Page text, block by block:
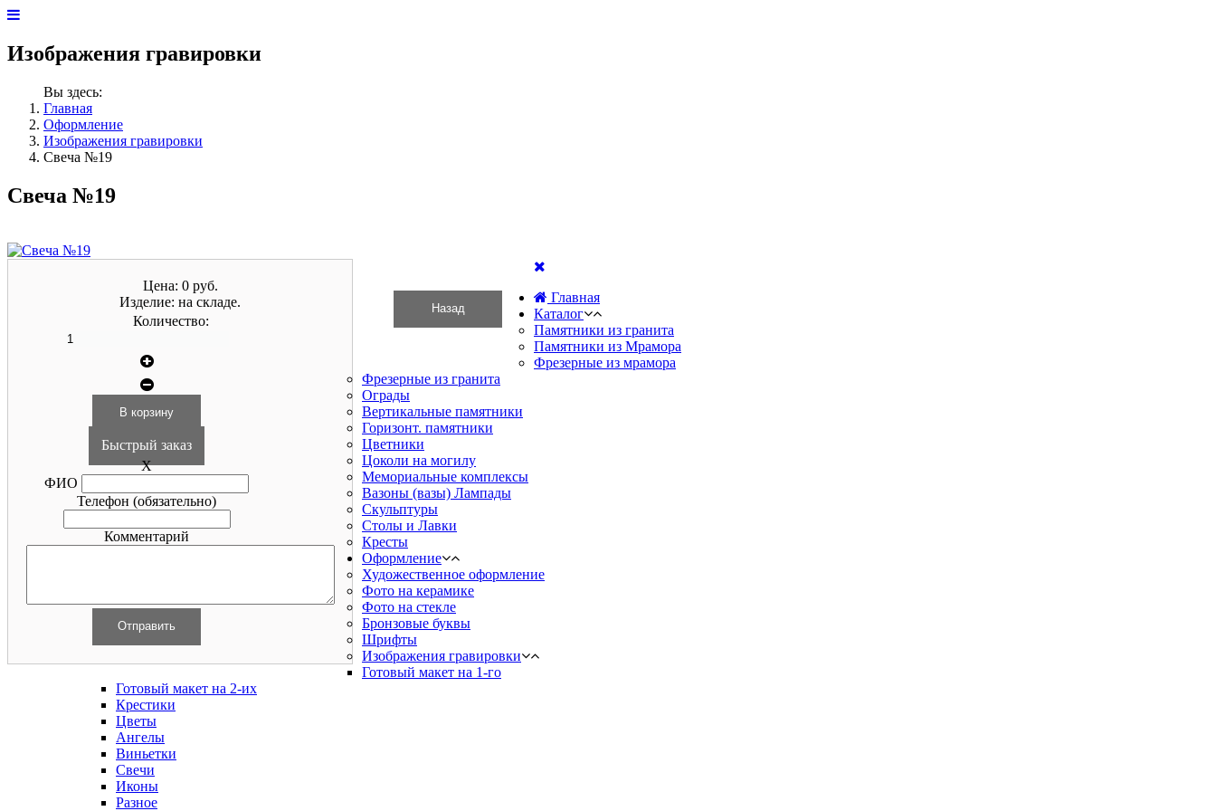
Изображения гравировки
Вы здесь:
Главная
Оформление
Изображения гравировки
Свеча №19
Свеча №19
Цена: 0 руб.
Изделие: на складе.
Количество:
Быстрый заказ
X
ФИО
Телефон (обязательно)
Комментарий
Главная
Каталог
Памятники из гранита
Памятники из Мрамора
Фрезерные из мрамора
Фрезерные из гранита
Ограды
Вертикальные памятники
Горизонт. памятники
Цветники
Цоколи на могилу
Мемориальные комплексы
Вазоны (вазы) Лампады
Скульптуры
Столы и Лавки
Кресты
Оформление
Художественное оформление
Фото на керамике
Фото на стекле
Бронзовые буквы
Шрифты
Изображения гравировки
Готовый макет на 1-го
Готовый макет на 2-их
Крестики
Цветы
Ангелы
Виньетки
Свечи
Иконы
Разное